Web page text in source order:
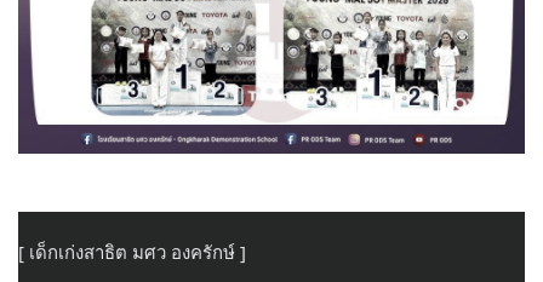
[ เด็กเก่งสาธิต มศว องครักษ์ ]